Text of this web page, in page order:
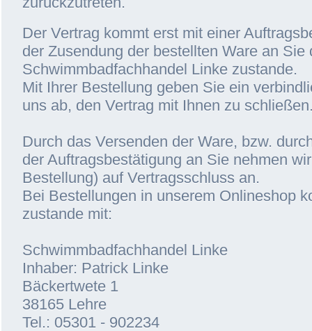
Der Vertrag kommt erst mit einer
der Zusendung der bestellten Ware an Sie
Schwimmbadfachhandel Linke zustande.
Mit Ihrer Bestellung geben Sie ein
uns ab, den Vertrag mit Ihnen zu
Durch das Versenden der Ware, bzw.
der Auftragsbestätigung an Sie nehmen
Bestellung) auf Vertragsschluss an.
Bei Bestellungen in unserem Onlineshop
zustande mit:
Schwimmbadfachhandel Linke
Inhaber: Patrick Linke
Bäckertwete 1
38165 Lehre
Tel.: 05301 - 902234